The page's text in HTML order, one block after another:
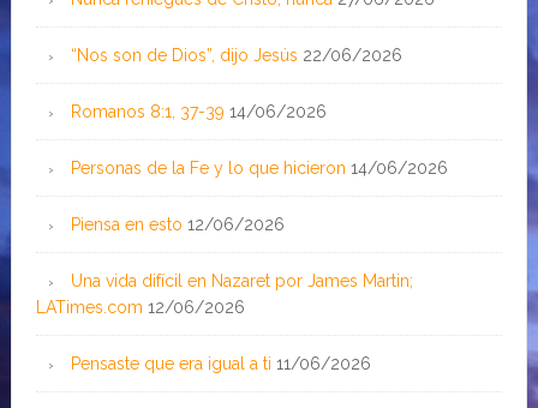
“Nos son de Dios”, dijo Jesús 22/06/2026
Romanos 8:1, 37-39 14/06/2026
Personas de la Fe y lo que hicieron 14/06/2026
Piensa en esto 12/06/2026
Una vida difícil en Nazaret por James Martin;
LATimes.com 12/06/2026
Pensaste que era igual a ti 11/06/2026